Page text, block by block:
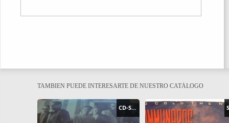
TAMBIEN PUEDE INTERESARTE DE NUESTRO CATÁLOGO
CD-SINGLE